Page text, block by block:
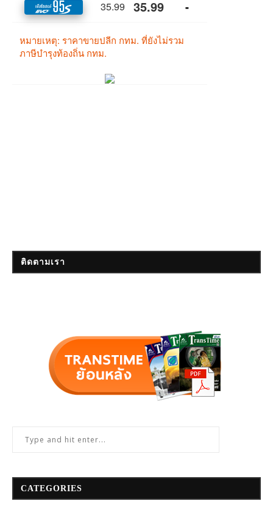
ติดตามเรา
CATEGORIES